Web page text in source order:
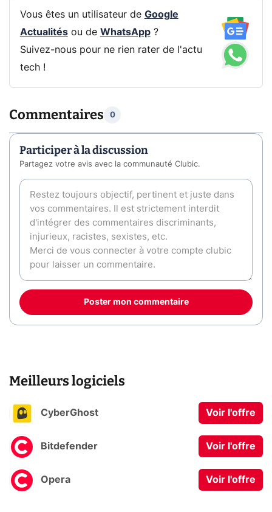
Vous êtes un utilisateur de Google
Actualitésou de WhatsApp?
Suivez-nous pour ne rien rater de l'actu
tech !
Commentaires 0
Participer à la discussion
Partagez votre avis avec la communauté Clubic.
Poster mon commentaire
Meilleurs logiciels
CyberGhost Voir l'offre
Bitdefender Voir l'offre
Opera Voir l'offre